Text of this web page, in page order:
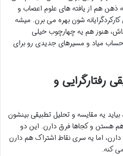
ذهن هم از یافته های علوم اعصاب و
شون بهره می برن. میشه
هنوز هم یه چهارچوب خیلی
حساب میاد و مسیرهای جدیدی رو برای
رفتارگرایی و
یه مقایسه و تحلیل تطبیقی بینشون
هم هستن و کجاها فرق دارن. این دو
اما یه سری نقاط اشتراک هم دارن
می کنه.